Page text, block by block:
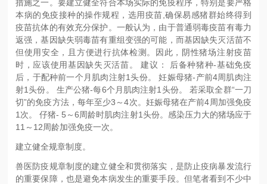
措施之一。要建立健全符合本场实际的免疫程序，特别是要严格
本病的免疫接种的操作规程，选用疫苗,确保易感猪群始终得到
疫苗抗体的有效充分保护。一般认为，由于普通弱毒疫苗有毒力
返强，基因缺失弱毒苗有重组变强的可能，而基因缺失灭活苗不
但使用安全，且方便进行抗体检测。因此，阴性猪场注射疫苗
时，应该使用基因缺失灭活苗。 建议： 后备种猪种-基础免疫
后，于配种前一个月肌肉注射1头份。 妊娠母猪-产前4周肌肉注
射1头份。 生产公猪-每6个月肌肉注射1头份。 若采取全群“一刀
切”的免疫方法，每年至少3～4次。妊娠母猪在产前4周加强免疫
1次。 仔猪- 5～6周龄时肌肉注射1头份。感染压力大的猪场应于
11～12周龄加强免疫一次。
建立健全规章制度。
兽医防疫规章制度的建立健全和贯彻落实，是防止疫病暴发流行
的重要保障，也是避免本病发生的重要手段。但笔者看到不少中